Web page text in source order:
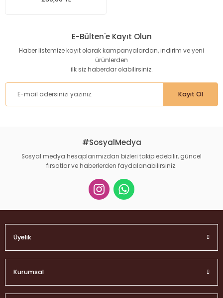
E-Bülten'e Kayıt Olun
Haber listemize kayıt olarak kampanyalardan, indirim ve yeni
ürünlerden
ilk siz haberdar olabilirsiniz.
Kayıt Ol
#SosyalMedya
Sosyal medya hesaplarımızdan bizleri takip edebilir, güncel
fırsatlar ve haberlerden faydalanabilirsiniz.
Üyelik
Kurumsal